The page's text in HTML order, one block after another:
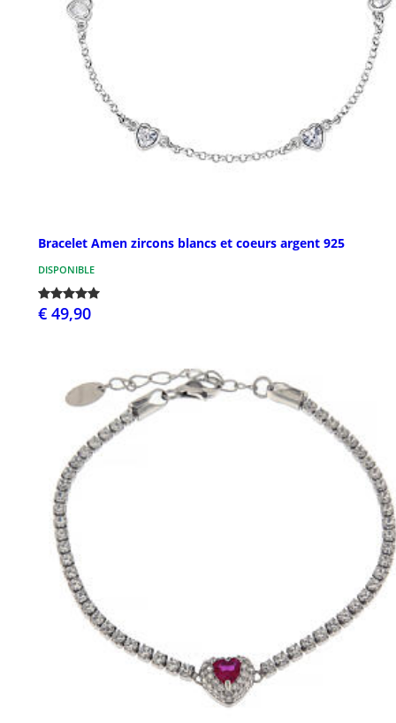
Bracelet Amen zircons blancs et coeurs argent 925
DISPONIBLE
€ 49,90